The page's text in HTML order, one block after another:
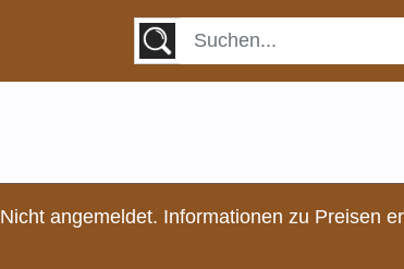
Nicht angemeldet. Informationen zu Preisen